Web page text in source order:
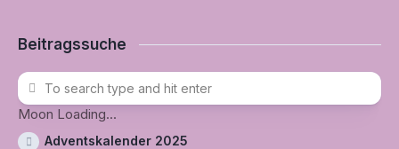
Beitragssuche
Moon Loading...
Adventskalender 2025